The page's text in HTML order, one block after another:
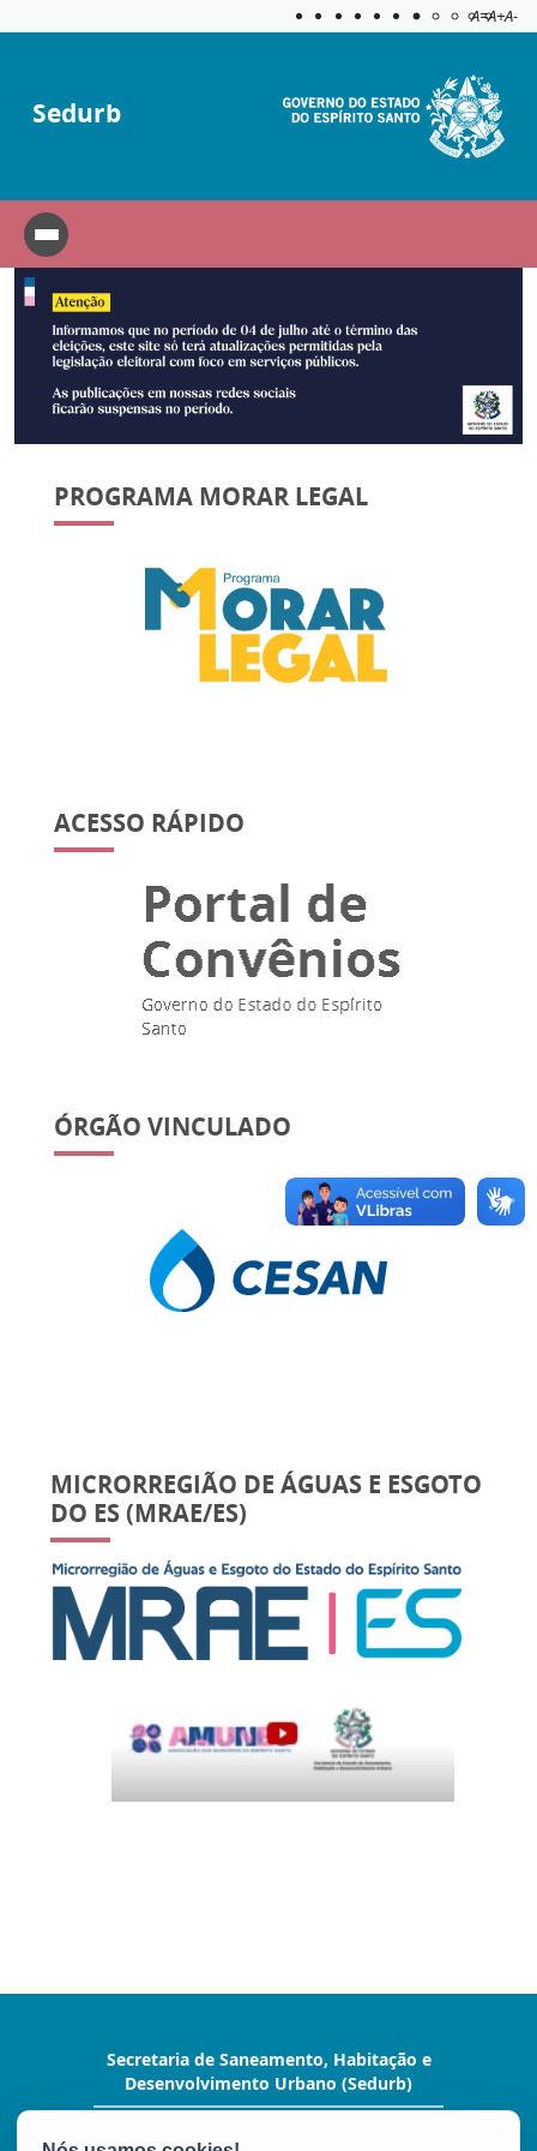
Aplicar
A=A+A-
Sedurb
PROGRAMA MORAR LEGAL
ACESSO RÁPIDO
ÓRGÃO VINCULADO
MICRORREGIÃO DE ÁGUAS E ESGOTO
DO ES (MRAE/ES)
Secretaria de Saneamento, Habitação e
Desenvolvimento Urbano (Sedurb)